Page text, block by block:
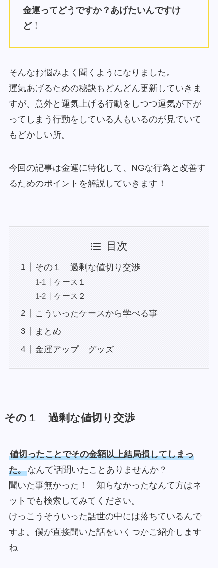
金運ってどうですか？あげたいんですけ
ど！
そんなお悩みよく聞くようになりました。
運気あげるための秘訣もどんどん更新していきま
すが、意外と運気上げる行動をしつつ運気が下が
ってしまう行動をしている人もいるのが見ていて
もどかしい所。
今回の記事は金運に特化して、NGな行為と改善す
るためのポイントを解説していきます！
目次
その１ 過剰な値切り交渉
ケース１
ケース２
こういったケースから学べる事
まとめ
金運アップ グッズ
その１ 過剰な値切り交渉
値切ったことでその金額以上結局損してしまっ
た。なんて話聞いたことありませんか？
聞いた事無かった！ 知らなかったなんて方はネ
ットでも検索してみてください。
けっこうそういった話世の中には落ちているんで
すよ。僕が直接聞いた話をいくつかご紹介します
ね